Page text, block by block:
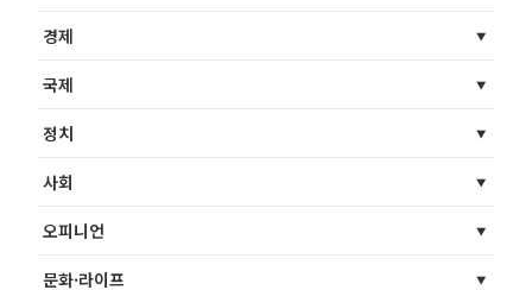
경제
국제
정치
사회
오피니언
문화·라이프